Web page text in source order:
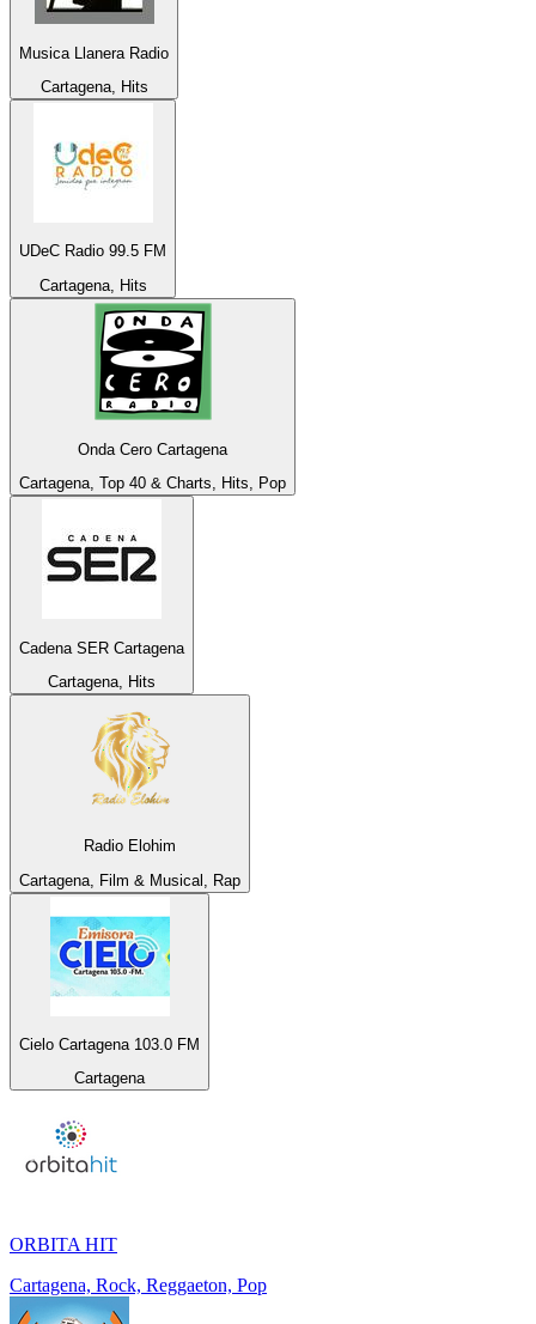
Musica Llanera Radio
Cartagena, Hits
UDeC Radio 99.5 FM
Cartagena, Hits
Onda Cero Cartagena
Cartagena, Top 40 & Charts, Hits, Pop
Cadena SER Cartagena
Cartagena, Hits
Radio Elohim
Cartagena, Film & Musical, Rap
Cielo Cartagena 103.0 FM
Cartagena
ORBITA HIT
Cartagena, Rock, Reggaeton, Pop